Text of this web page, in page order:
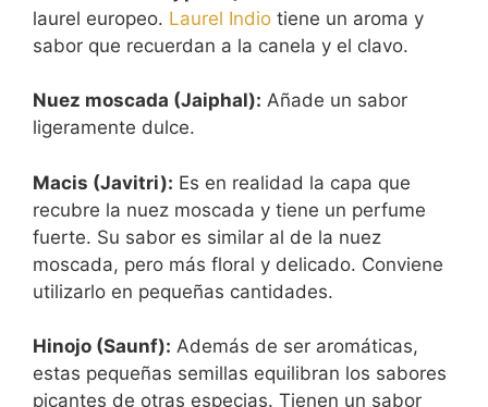
laurel europeo. Laurel Indio tiene un aroma y
sabor que recuerdan a la canela y el clavo.
Nuez moscada (Jaiphal): Añade un sabor
ligeramente dulce.
Macis (Javitri): Es en realidad la capa que
recubre la nuez moscada y tiene un perfume
fuerte. Su sabor es similar al de la nuez
moscada, pero más floral y delicado. Conviene
utilizarlo en pequeñas cantidades.
Hinojo (Saunf): Además de ser aromáticas,
estas pequeñas semillas equilibran los sabores
picantes de otras especias. Tienen un sabor